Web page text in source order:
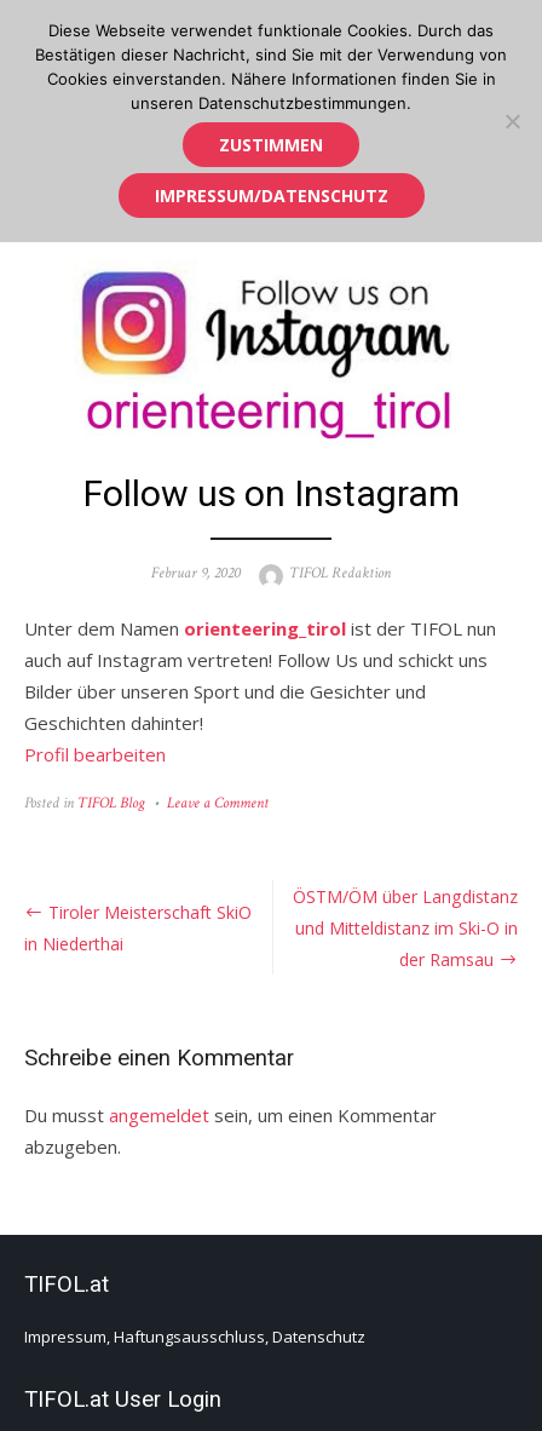
content
Orientierungslauf in Tirol
Follow us on Instagram
Posted
Februar 9, 2020 Author
TIFOL Redaktion
Unter dem Namen orienteering_tirol ist der TIFOL nun
auch auf Instagram vertreten! Follow Us und schickt uns
Bilder über unseren Sport und die Gesichter und
Geschichten dahinter!
Profil bearbeiten
Posted in TIFOL Blog Leave a Commenton
Beitragsnavigation
ÖSTM/ÖM über Langdistanz
und Mitteldistanz im Ski-O in
der Ramsau
Tiroler Meisterschaft SkiO
in Niederthai
Schreibe einen Kommentar
Du musst angemeldet sein, um einen Kommentar
abzugeben.
TIFOL.at
Impressum, Haftungsausschluss, Datenschutz
TIFOL.at User Login
Diese Webseite verwendet funktionale Cookies. Durch das
Bestätigen dieser Nachricht, sind Sie mit der Verwendung von
Cookies einverstanden. Nähere Informationen finden Sie in
unseren Datenschutzbestimmungen.
ZUSTIMMEN
IMPRESSUM/DATENSCHUTZ